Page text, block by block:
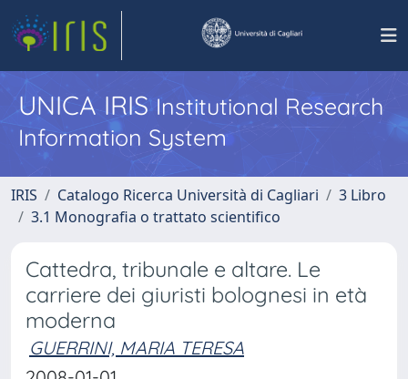
UNICA IRISInstitutional Research
Information System
IRIS Catalogo Ricerca Università di Cagliari
3 Libro
3.1 Monografia o trattato scientifico
Cattedra, tribunale e altare. Le
carriere dei giuristi bolognesi in età
moderna
GUERRINI, MARIA TERESA